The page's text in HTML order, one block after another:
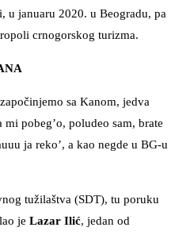
u januaru 2020. u Beogradu, pa
crnogorskog turizma.
sa Kanom, jedva
pobeg’o, poludeo sam, brate
ja reko’, a kao negde u BG-u
tužilaštva (SDT), tu poruku
je Lazar Ilić, jedan od